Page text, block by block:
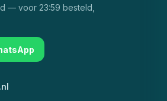
— voor 23:59 besteld,